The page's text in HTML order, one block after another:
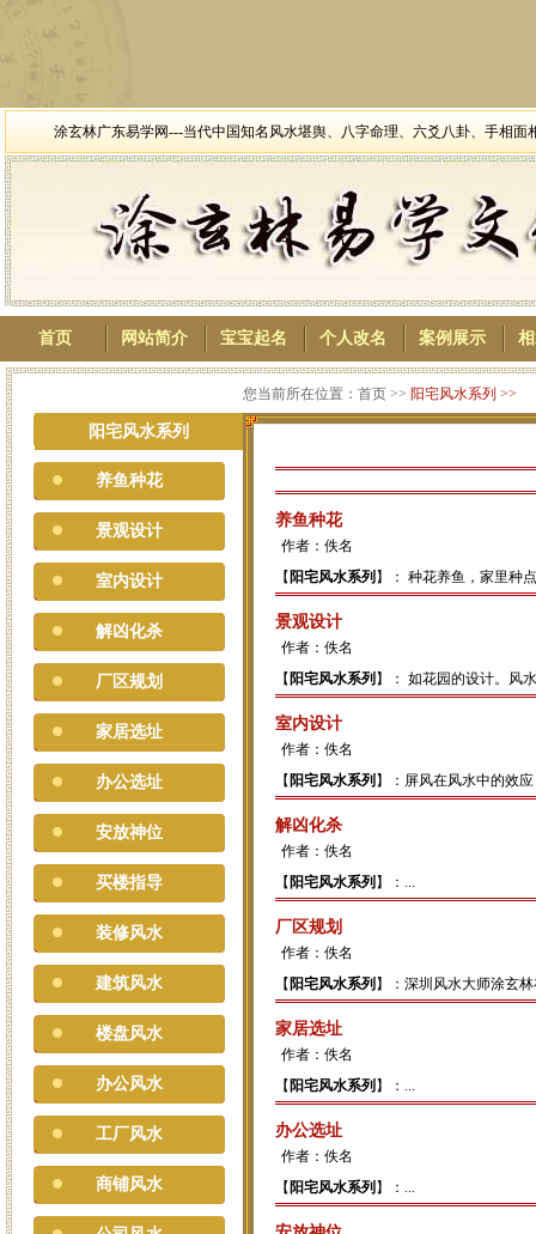
涂玄林广东易学网---当代中国知名风水堪舆、八字命理、六爻八卦、手相
首页 网站简介 宝宝起名 个人改名 案例展示
阳宅风水系列
养鱼种花
景观设计
室内设计
解凶化杀
厂区规划
家居选址
办公选址
安放神位
买楼指导
装修风水
建筑风水
楼盘风水
办公风水
工厂风水
商铺风水
您当前所在位置：首页 >> 阳宅风水系列 >>
养鱼种花
作者：佚名
【 阳宅风水系列 】： 种花养鱼，家里种
景观设计
作者：佚名
【 阳宅风水系列 】： 如花园的设计。风
室内设计
作者：佚名
【 阳宅风水系列 】：屏风在风水中的效
解凶化杀
作者：佚名
【 阳宅风水系列 】：...
厂区规划
作者：佚名
【 阳宅风水系列 】：深圳风水大师涂玄
家居选址
作者：佚名
【 阳宅风水系列 】：...
办公选址
作者：佚名
【 阳宅风水系列 】：...